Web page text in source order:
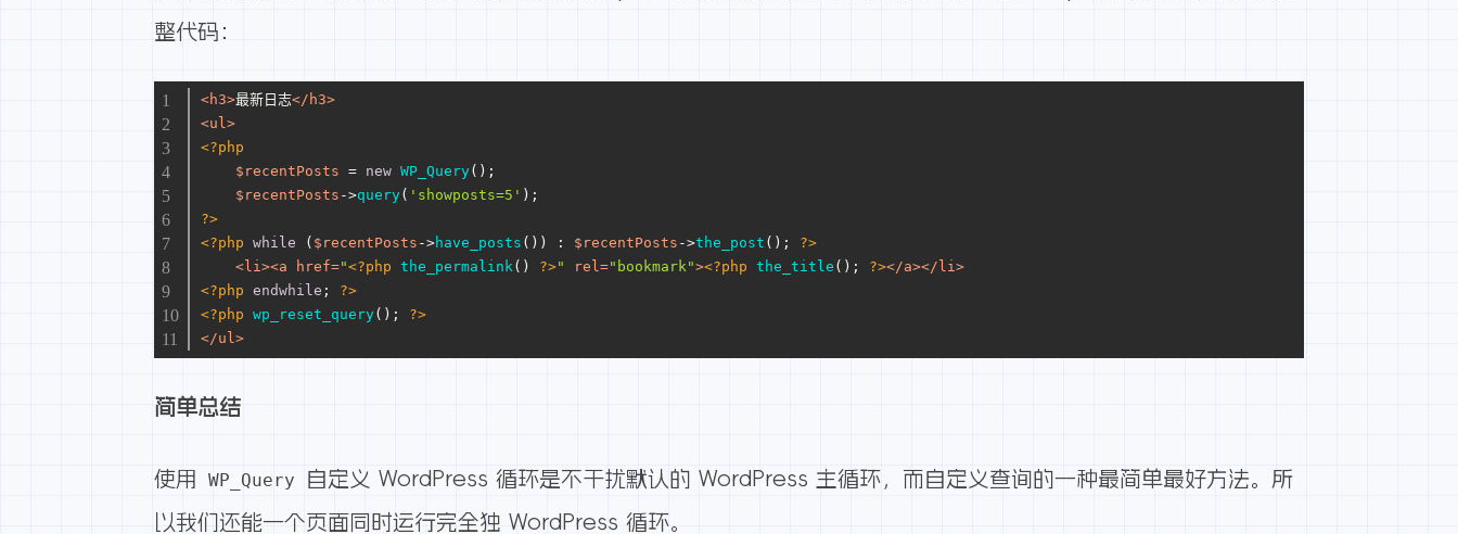
整代码：
<h3>最新日志</ h3>
<ul>
<?php
$recentPosts = new WP_Query ();
$recentPosts ->query ( 'showposts=5' );
?>
<?php while ( $recentPosts ->have_posts ()) : $recentPosts ->the_post (); ?>
<li><a href="<?php the_permalink() ?>" rel="bookmark"><?php the_title (); ?></a></ li>
<?php endwhile ; ?>
<?php wp_reset_query (); ?>
</ul>
简单总结
使用 WP_Query 自定义 WordPress 循环是不干扰默认的 WordPress 主循环，而自定义查询的一种最简单最好方法。所
以我们还能一个页面同时运行完全独 WordPress 循环。